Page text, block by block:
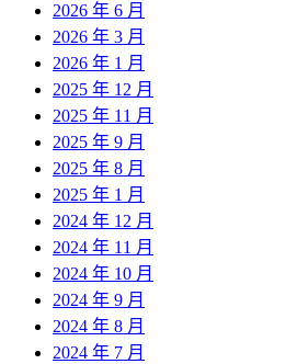
2026 年 6 月
2026 年 3 月
2026 年 1 月
2025 年 12 月
2025 年 11 月
2025 年 9 月
2025 年 8 月
2025 年 1 月
2024 年 12 月
2024 年 11 月
2024 年 10 月
2024 年 9 月
2024 年 8 月
2024 年 7 月